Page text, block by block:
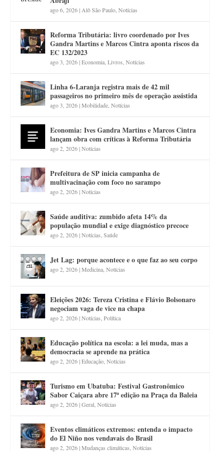
ago 6, 2026| Alô São Paulo ,Notícias
Reforma Tributária: livro coordenado por Ives
Gandra Martins e Marcos Cintra aponta riscos da
EC 132/2023
ago 3, 2026|Economia ,Livros ,Notícias
Linha 6-Laranja registra mais de 42 mil
passageiros no primeiro mês de operação assistida
ago 3, 2026|Mobilidade ,Notícias
Economia: Ives Gandra Martins e Marcos Cintra
lançam obra com críticas à Reforma Tributária
ago 2, 2026|Notícias
Prefeitura de SP inicia campanha de
multivacinação com foco no sarampo
ago 2, 2026|Notícias
Saúde auditiva: zumbido afeta 14% da
população mundial e exige diagnóstico precoce
ago 2, 2026|Notícias ,Saúde
Jet Lag: porque acontece e o que faz ao seu corpo
ago 2, 2026|Medicina ,Notícias
Eleições 2026: Tereza Cristina e Flávio Bolsonaro
negociam vaga de vice na chapa
ago 2, 2026|Notícias ,Política
Educação política na escola: a lei muda, mas a
democracia se aprende na prática
ago 2, 2026|Educação ,Notícias
Turismo em Ubatuba: Festival Gastronômico
Sabor Caiçara abre 17ª edição na Praça da Baleia
ago 2, 2026|Geral ,Notícias
Eventos climáticos extremos: entenda o impacto
do El Niño nos vendavais do Brasil
ago 2, 2026|Mudanças climáticas ,Notícias